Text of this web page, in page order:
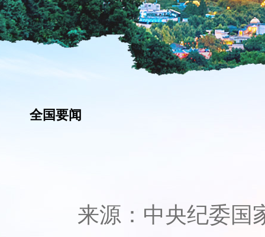
全国要闻
来源： 中央纪委国